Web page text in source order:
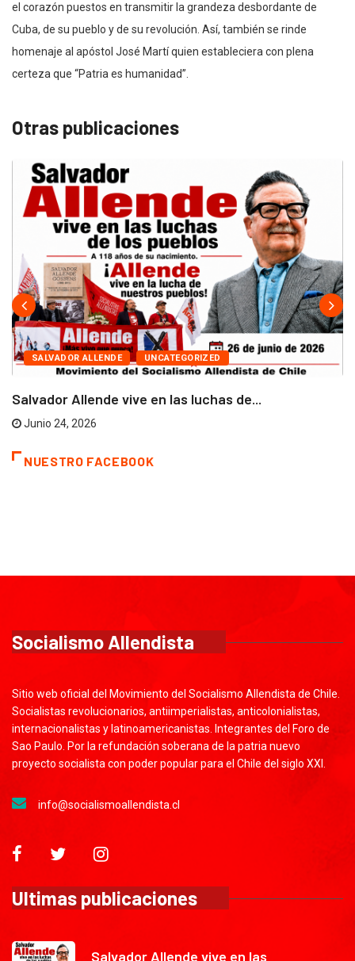
el corazón puestos en transmitir la grandeza desbordante de
Cuba, de su pueblo y de su revolución. Así, también se rinde
homenaje al apóstol José Martí quien estableciera con plena
certeza que “Patria es humanidad”.
Otras publicaciones
SALVADOR ALLENDE UNCATEGORIZED
Salvador Allende vive en las luchas de...
Junio 24, 2026
NUESTRO FACEBOOK
Socialismo Allendista
Sitio web oficial del Movimiento del Socialismo Allendista de Chile.
Socialistas revolucionarios, antiimperialistas, anticolonialistas,
internacionalistas y latinoamericanistas. Integrantes del Foro de
Sao Paulo. Por la refundación soberana de la patria nuevo
proyecto socialista con poder popular para el Chile del siglo XXI.
info@socialismoallendista.cl
Ultimas publicaciones
Salvador Allende vive en las